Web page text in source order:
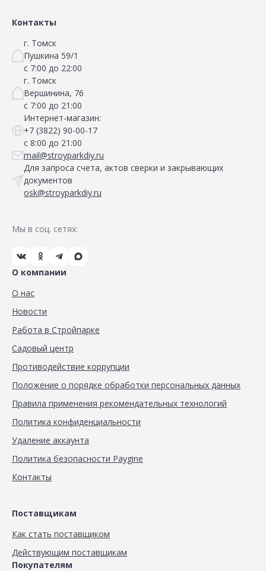
Контакты
г. Томск
Пушкина 59/1
с 7:00 до 22:00
г. Томск
Вершинина, 76
с 7:00 до 21:00
Интернет-магазин:
+7 (3822) 90-00-17
с 8:00 до 21:00
mail@stroyparkdiy.ru
Для запроса счета, актов сверки и закрывающих
документов
osk@stroyparkdiy.ru
Мы в соц. сетях:
О компании
О нас
Новости
Работа в Стройпарке
Садовый центр
Противодействие коррупции
Положение о порядке обработки персональных данных
Правила применения рекомендательных технологий
Политика конфиденциальности
Удаление аккаунта
Политика безопасности Paygine
Контакты
Поставщикам
Как стать поставщиком
Действующим поставщикам
Покупателям